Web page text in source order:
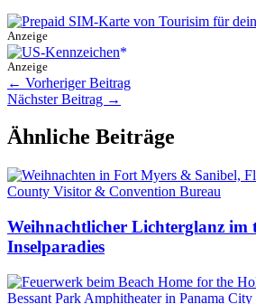
Anzeige
Anzeige
← Vorheriger Beitrag
Nächster Beitrag →
Ähnliche Beiträge
Weihnachtlicher Lichterglanz im
Inselparadies